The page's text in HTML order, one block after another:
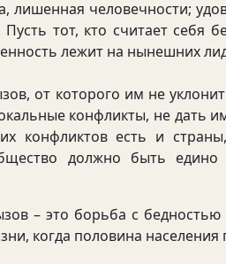
лишенная человечности;
Пусть тот, кто считает
лежит на нынешних
от которого им не
конфликты, не дать
конфликтов есть и
должно быть
– это борьба с бедностью
когда половина населения